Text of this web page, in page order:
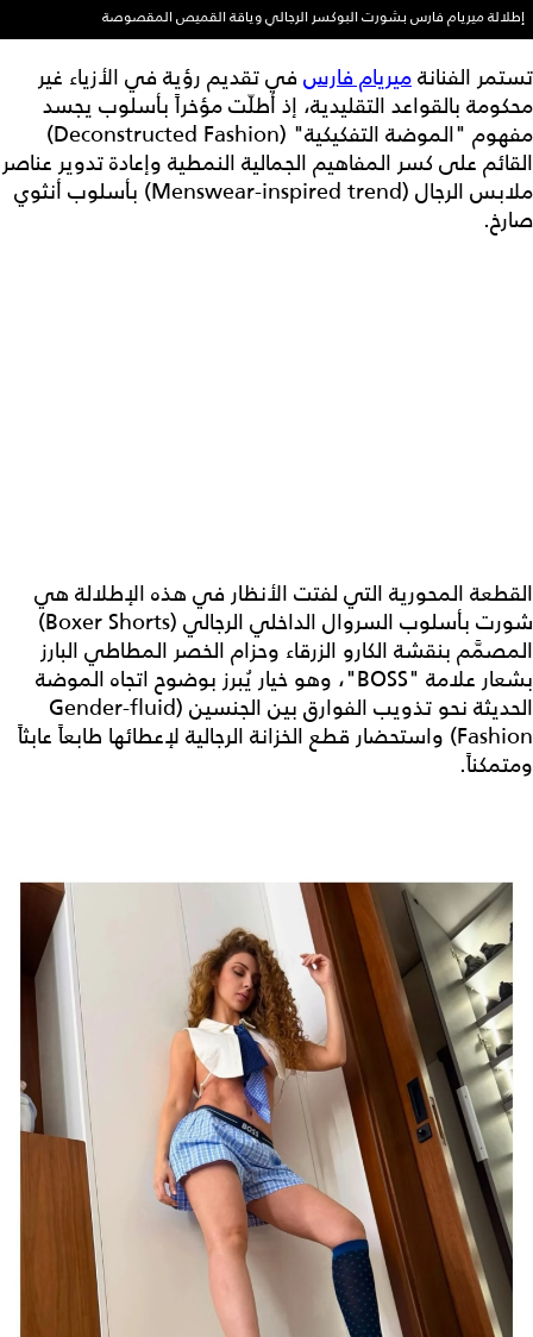
إطلالة ميريام فارس بشورت البوكسر الرجالي وياقة القميص المقصوصة
تستمر الفنانةميريام فارسفي تقديم رؤية في الأزياء غير
محكومة بالقواعد التقليدية، إذ أطلّت مؤخراً بأسلوب يجسد
مفهوم "الموضة التفكيكية" (Deconstructed Fashion)
القائم على كسر المفاهيم الجمالية النمطية وإعادة تدوير عناصر
ملابس الرجال (Menswear-inspired trend) بأسلوب أنثوي
صارخ.
القطعة المحورية التي لفتت الأنظار في هذه الإطلالة هي
شورت بأسلوب السروال الداخلي الرجالي (Boxer Shorts)
المصمَّم بنقشة الكارو الزرقاء وحزام الخصر المطاطي البارز
بشعار علامة "BOSS"، وهو خيار يُبرز بوضوح اتجاه الموضة
الحديثة نحو تذويب الفوارق بين الجنسين (Gender-fluid
Fashion) واستحضار قطع الخزانة الرجالية لإعطائها طابعاً عابثاً
ومتمكناً.